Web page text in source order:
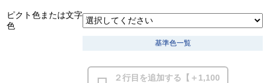
ピクト色または文字
色
基準色一覧
２行目を追加する【＋1,100